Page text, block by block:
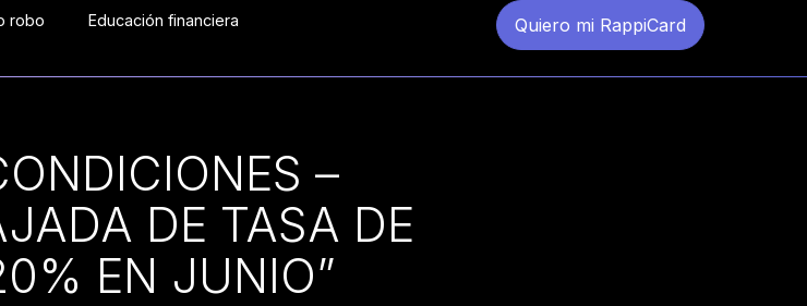
robo Educación financiera Quiero mi RappiCard
–
DE TASA DE
EN JUNIO”